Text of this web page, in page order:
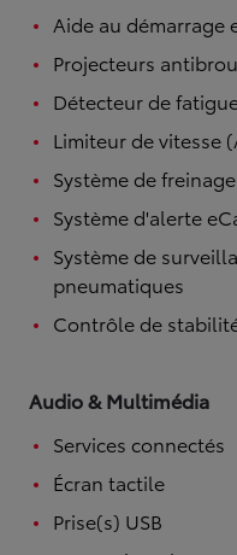
Aide au démarrage
Projecteurs
Détecteur de
Limiteur de vitesse
Système de
Système d'alerte
Système de
pneumatiques
Contrôle de
Audio & Multimédia
Services connectés
Écran tactile
Prise(s) USB